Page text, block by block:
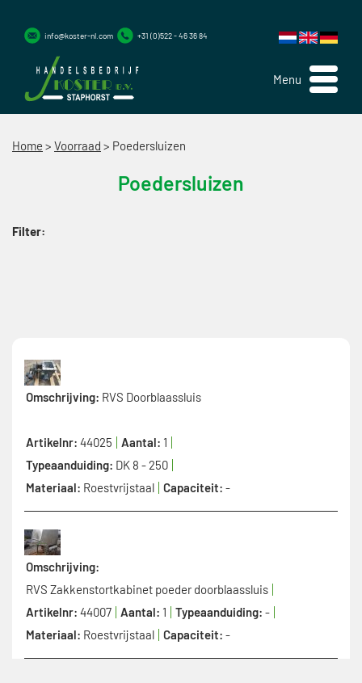
Menu
info@koster-nl.com +31 (0)522 - 46 36 84
Home > Voorraad > Poedersluizen
Poedersluizen
Filter:
Omschrijving: RVS Doorblaassluis
Artikelnr: 44025 Aantal: 1
Typeaanduiding: DK 8 - 250
Materiaal: Roestvrijstaal Capaciteit: -
Omschrijving:
RVS Zakkenstortkabinet poeder doorblaassluis
Artikelnr: 44007 Aantal: 1 Typeaanduiding: -
Materiaal: Roestvrijstaal Capaciteit: -